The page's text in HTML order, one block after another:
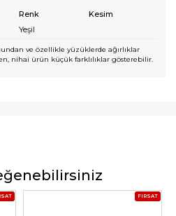
Renk
Kesim
Yeşil
ve özellikle yüzüklerde ağırlıklar
nihai ürün küçük farklılıklar gösterebilir.
FIRSAT